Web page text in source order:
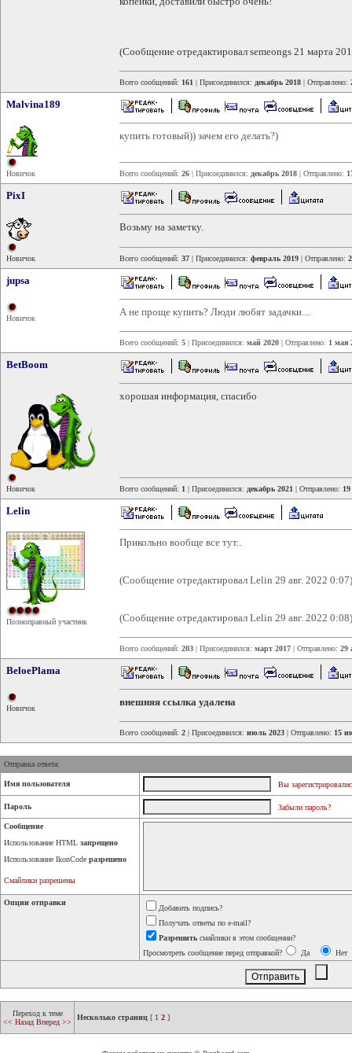
(Сообщение отредактировал semeongs 21 марта
Всего сообщений: 161 | Присоединился: декабрь 2018 | Отправлено:
Malvina189
Новичок
купить готовый)) зачем его делать?)
Всего сообщений: 26 | Присоединился: декабрь 2018 | Отправлено:
PixI
Новичок
Возьму на заметку.
Всего сообщений: 37 | Присоединился: февраль 2019 | Отправлено:
jupsa
Новичок
А не проще купить? Люди любят задачки....
Всего сообщений: 5 | Присоединился: май 2020 | Отправлено: 1 мая
BetBoom
Новичок
хорошая информация, спасибо
Всего сообщений: 1 | Присоединился: декабрь 2021 | Отправлено:
Lelin
Полноправный участник
Прикольно вообще все тут..
(Сообщение отредактировал Lelin 29 авг. 2022 0:07)
(Сообщение отредактировал Lelin 29 авг. 2022 0:08)
Всего сообщений: 203 | Присоединился: март 2017 | Отправлено: 29
BeloePlama
Новичок
внешняя ссылка удалена
Всего сообщений: 2 | Присоединился: июль 2023 | Отправлено: 15
Отправка ответа:
Имя пользователя Вы
Пароль Забыли пароль?
Сообщение
Использование HTML запрещено
Использование IkonCode разрешено
Смайлики разрешены
Опции отправки
Добавить подпись?
Получать ответы по e-mail?
Разрешить смайлики в этом сообщении?
Просмотреть сообщение перед отправкой?
Да Нет
Переход к теме
<< Назад Вперед >>
Несколько страниц [ 1 2 ]